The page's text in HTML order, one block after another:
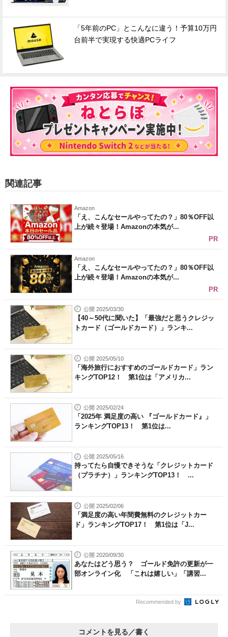
「5年前のPC」とこんなに違う！予算10万円
台前半で実現する快適PCライフ
関連記事
Amazon
「え、こんなセールやってたの？」80％OFF以
上が続々登場！Amazonの本気が...
PR
Amazon
「え、こんなセールやってたの？」80％OFF以
上が続々登場！Amazonの本気が...
PR
公開 2025/03/30
【40～50代に聞いた】「最強だと思うクレジッ
トカード（ゴールドカード）」ランキ...
公開 2025/05/10
「海外旅行におすすめのゴールドカード」ラン
キングTOP12！ 第1位は「アメリカ...
公開 2025/02/24
「2025年 満足度の高い 『ゴールドカード』」
ランキングTOP13！ 第1位は...
公開 2025/05/16
持ってたら自慢できそうな「クレジットカード
（プラチナ）」ランキングTOP13！ ...
公開 2025/02/06
「満足度の高い年間費無料のクレジットカー
ド」ランキングTOP17！ 第1位は「J...
公開 2020/09/30
あなたはどう思う？ ゴールド免許の更新が一
部オンライン化 「これは嬉しい」「講習...
Recommended by
コメントを見る／書く